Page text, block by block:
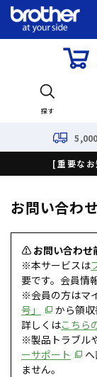
探す
5,000円以上の
[重要な
お問い合わせ
⚠ お問い合わせ
※本サービスは
要です。会員情
※会員の方はマ
号」
から領
詳しくはこちら
※製品トラブル
ーサポート
ません。